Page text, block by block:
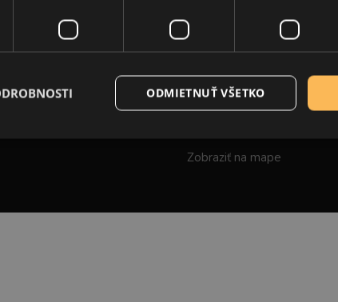
Spôsoby doručenia tovaru
Vernostné zľavy
OD Šafrán, Námestie
971 01 Prievidza
Zobraziť na mape
ODMIETNUŤ VŠETKO